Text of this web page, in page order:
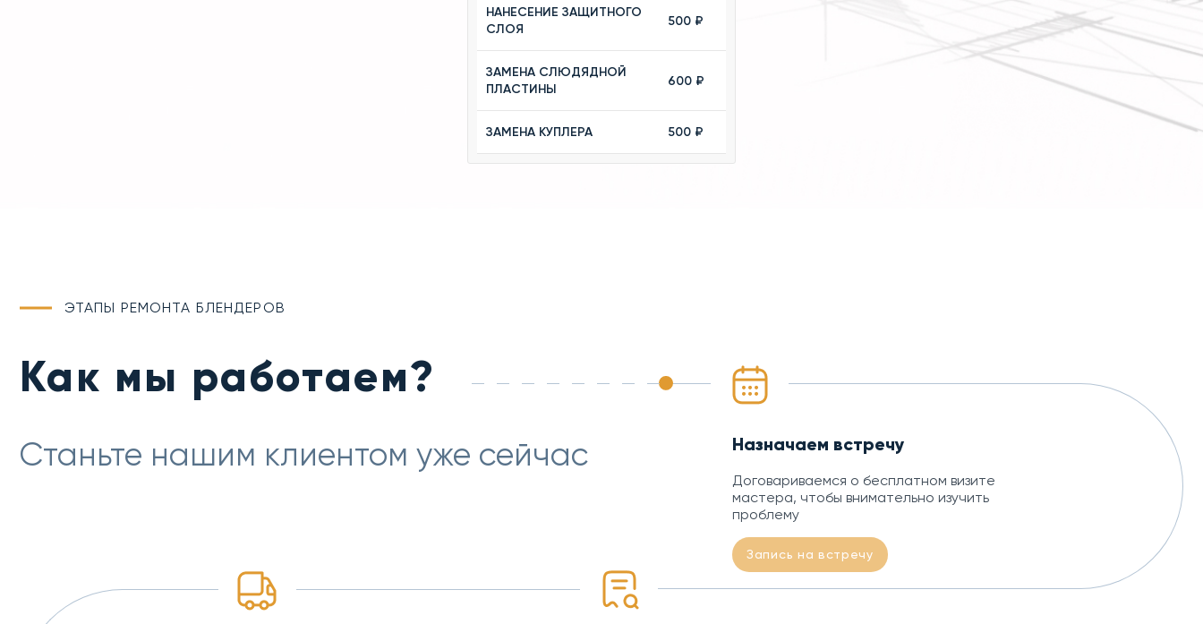
НАНЕСЕНИЕ ЗАЩИТНОГО
СЛОЯ
500 ₽
ЗАМЕНА СЛЮДЯДНОЙ
ПЛАСТИНЫ
600 ₽
ЗАМЕНА КУПЛЕРА 500 ₽
ЭТАПЫ РЕМОНТА БЛЕНДЕРОВ
Как мы работаем?
Станьте нашим клиентом уже сейчас Назначаем встречу
Договариваемся о бесплатном визите
мастера, чтобы внимательно изучить
проблему
Запись на встречу